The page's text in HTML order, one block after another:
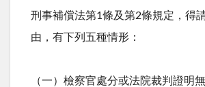
刑事補償法第1條及第2條規定，得
由，有下列五種情形：
（一）檢察官處分或法院裁判證明